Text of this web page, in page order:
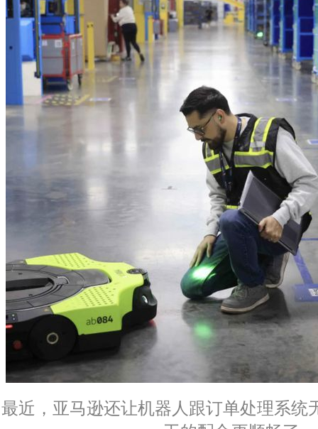
最近，亚马逊还让机器人跟订单处理系统